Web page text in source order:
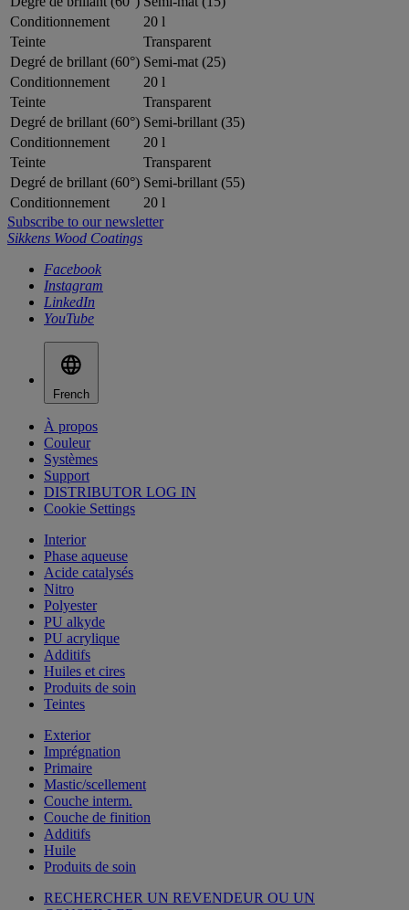
Conditionnement
20 l
Teinte
Transparent
Degré de brillant (60°) Semi-mat (25)
Conditionnement
20 l
Teinte
Transparent
Degré de brillant (60°) Semi-brillant (35)
Conditionnement
20 l
Teinte
Transparent
Degré de brillant (60°) Semi-brillant (55)
Conditionnement
20 l
Subscribe to our newsletter
Sikkens Wood Coatings
Facebook
Instagram
LinkedIn
YouTube
French
À propos
Couleur
Systèmes
Support
DISTRIBUTOR LOG IN
Cookie Settings
Interior
Phase aqueuse
Acide catalysés
Nitro
Polyester
PU alkyde
PU acrylique
Additifs
Huiles et cires
Produits de soin
Teintes
Exterior
Imprégnation
Primaire
Mastic/scellement
Couche interm.
Couche de finition
Additifs
Huile
Produits de soin
RECHERCHER UN REVENDEUR OU UN